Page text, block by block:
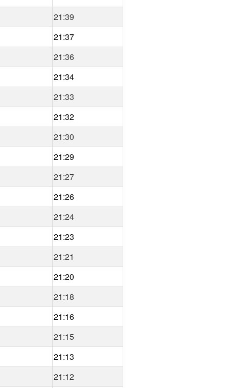
21:39
21:37
21:36
21:34
21:33
21:32
21:30
21:29
21:27
21:26
21:24
21:23
21:21
21:20
21:18
21:16
21:15
21:13
21:12